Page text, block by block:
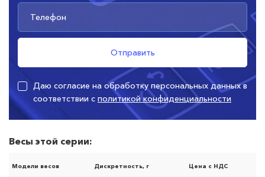
Даю согласие на обработку персональных данных в
соответствии с политикой конфиденциальности
Весы этой серии:
Модели весов Дискретность, г Цена с НДС